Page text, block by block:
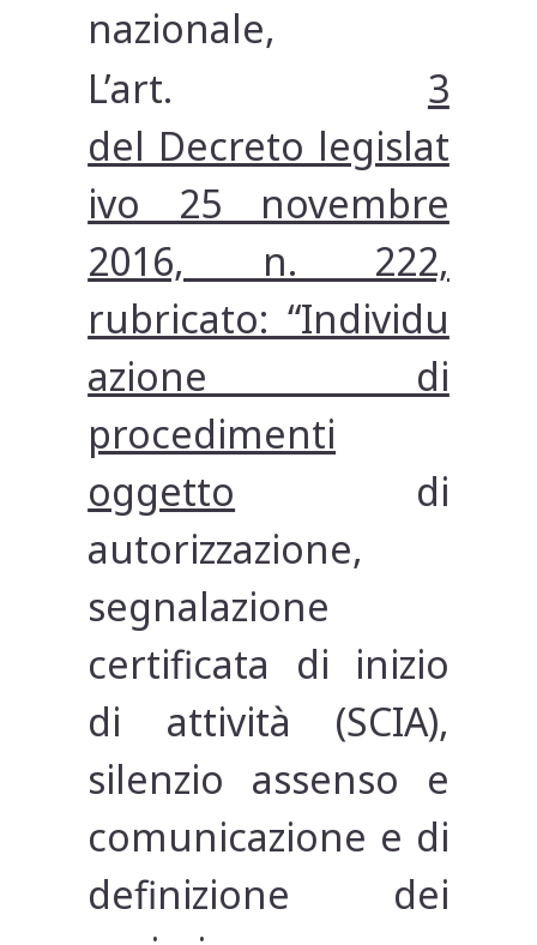
nazionale,
L’art. 3
del Decreto legislat
ivo 25 novembre
2016, n. 222,
rubricato: “Individu
azione di
procedimenti
oggetto di
autorizzazione,
segnalazione
certificata di inizio
di attività (SCIA),
silenzio assenso e
comunicazione e di
definizione dei